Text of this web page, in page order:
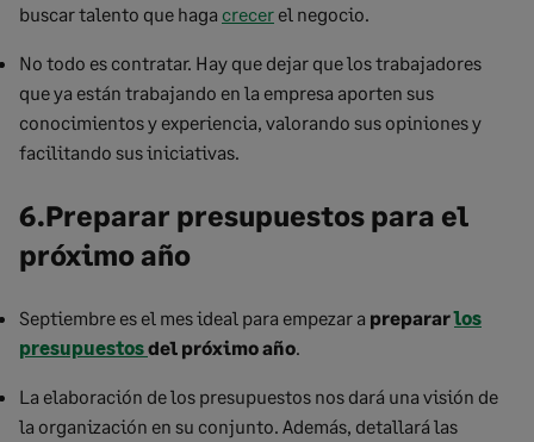
buscar talento que haga crecer el negocio.
No todo es contratar. Hay que dejar que los trabajadores
que ya están trabajando en la empresa aporten sus
conocimientos y experiencia, valorando sus opiniones y
facilitando sus iniciativas.
6.Preparar presupuestos para el
próximo año
Septiembre es el mes ideal para empezar a prepararlos
presupuestosdel próximo año
La elaboración de los presupuestos nos dará una visión de
la organización en su conjunto. Además, detallará las